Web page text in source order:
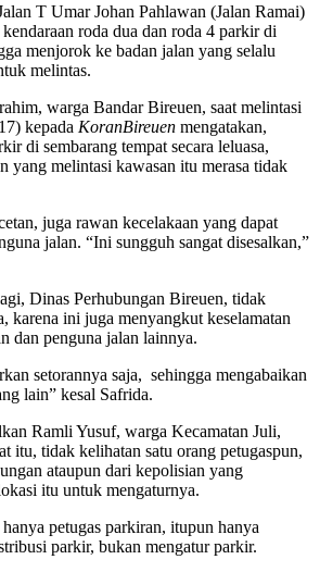
T Umar Johan Pahlawan (Jalan Ramai)
roda dua dan roda 4 parkir di
menjorok ke badan jalan yang selalu
melintas.
warga Bandar Bireuen, saat melintasi
kepada KoranBireuen mengatakan,
di sembarang tempat secara leluasa,
yang melintasi kawasan itu merasa tidak
juga rawan kecelakaan yang dapat
jalan. “Ini sungguh sangat disesalkan,”
Dinas Perhubungan Bireuen, tidak
karena ini juga menyangkut keselamatan
dan penguna jalan lainnya.
setorannya saja, sehingga mengabaikan
lain” kesal Safrida.
Ramli Yusuf, warga Kecamatan Juli,
itu, tidak kelihatan satu orang petugaspun,
ataupun dari kepolisian yang
itu untuk mengaturnya.
petugas parkiran, itupun hanya
parkir, bukan mengatur parkir.